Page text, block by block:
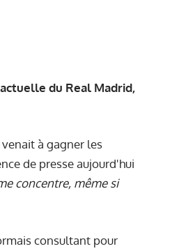
du Real Madrid,
à gagner les
de presseaujourd'hui
concentre, même si
consultant pour